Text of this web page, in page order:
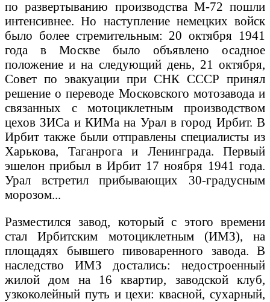
по развертыванию производства М-72 пошли
интенсивнее. Но наступление немецких войск
было более стремительным: 20 октября 1941
года в Москве было объявлено осадное
положение и на следующий день, 21 октября,
Совет по эвакуации при СНК СССР принял
решение о переводе Московского мотозавода и
связанных с мотоциклетным производством
цехов ЗИСа и КИМа на Урал в город Ирбит. В
Ирбит также были отправлены специалисты из
Харькова, Таганрога и Ленинграда. Первый
эшелон прибыл в Ирбит 17 ноября 1941 года.
Урал встретил прибывающих 30-градусным
морозом...
Разместился завод, который с этого времени
стал Ирбитским мотоциклетным (ИМЗ), на
площадях бывшего пивоваренного завода. В
наследство ИМЗ достались: недостроенный
жилой дом на 16 квартир, заводской клуб,
узкоколейный путь и цехи: квасной, сухарный,